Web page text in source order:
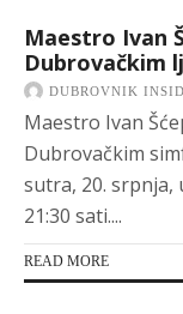
Maestro Ivan
Dubrovačkim
DUBROVNIK
Maestro Ivan
Dubrovačkim
sutra, 20. srpnja,
21:30 sati....
READ MORE